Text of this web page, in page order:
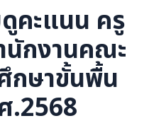
คะแนน ครู
กงานคณะ
กษาขั้นพื้น
.2568